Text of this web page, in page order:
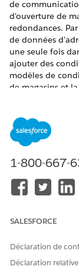
de
d'ouverture de
redondances.
de données
une seule fois
ajouter des
modèles de
de magasins et
ÉDITIONS
Disponible avec
Professional,
Cloud activée.
l'adresse, le
Une
1-800-667-
SALESFORCE
Déclaration de
Déclaration